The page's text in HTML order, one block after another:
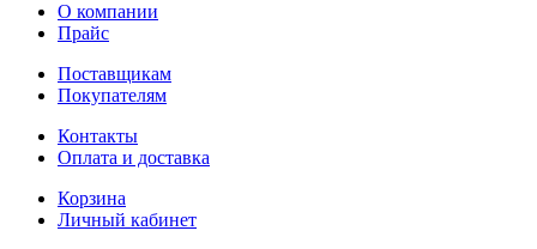
О компании
Прайс
Поставщикам
Покупателям
Контакты
Оплата и доставка
Корзина
Личный кабинет